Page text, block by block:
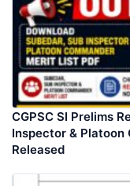
CGPSC SI Prelims
Inspector & Platoon
Released